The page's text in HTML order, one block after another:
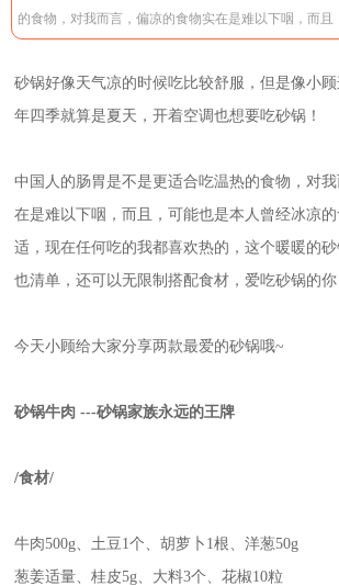
的食物，对我而言，偏凉的食物实在是难以下咽，而且
砂锅好像天气凉的时候吃比较舒服，但是像小
年四季就算是夏天，开着空调也想要吃砂锅！
中国人的肠胃是不是更适合吃温热的食物，对
在是难以下咽，而且，可能也是本人曾经冰凉
适，现在任何吃的我都喜欢热的，这个暖暖的
也清单，还可以无限制搭配食材，爱吃砂锅的你
今天小顾给大家分享两款最爱的砂锅哦~
砂锅牛肉 ---砂锅家族永远的王牌
/食材/
牛肉500g、土豆1个、胡萝卜1根、洋葱50g
葱姜适量、桂皮5g、大料3个、花椒10粒